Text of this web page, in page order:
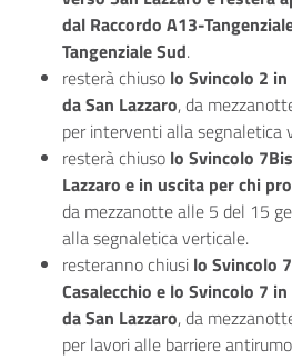
dal Raccordo A13-
Tangenziale Sud.
resterà chiuso lo Svincolo 2
da San Lazzaro, da
per interventi alla segnaletica
resterà chiuso lo Svincolo
Lazzaro e in uscita per chi
da mezzanotte alle 5 del 15
alla segnaletica verticale.
resteranno chiusi lo Svincolo
Casalecchio e lo Svincolo 7
da San Lazzaro, da
per lavori alle barriere